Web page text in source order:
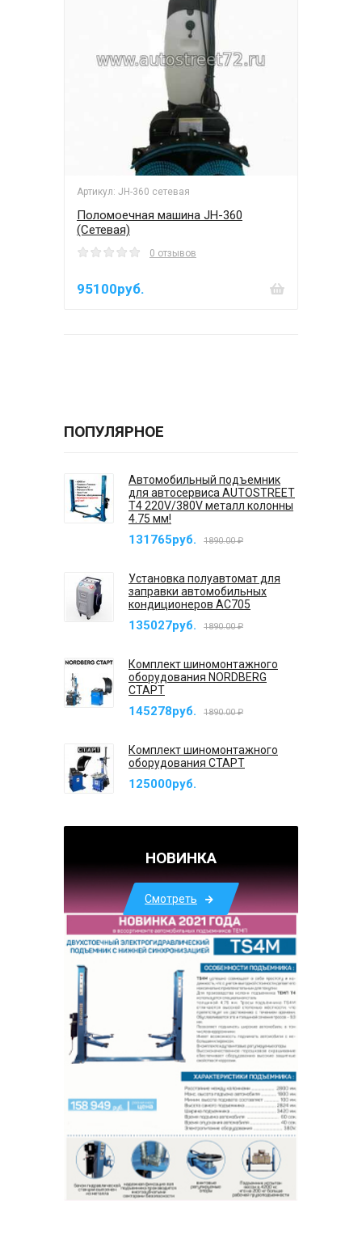
Артикул: JH-360 сетевая
Поломоечная машина JH-360
(Сетевая)
0 отзывов
95100руб.
ПОПУЛЯРНОЕ
Автомобильный подъемник
для автосервиса AUTOSTREET
T4 220V/380V металл колонны
4.75 мм!
131765руб. 1890.00 ₽
Установка полуавтомат для
заправки автомобильных
кондиционеров AC705
135027руб. 1890.00 ₽
Комплект шиномонтажного
оборудования NORDBERG
СТАРТ
145278руб. 1890.00 ₽
Комплект шиномонтажного
оборудования СТАРТ
125000руб.
НОВИНКА
Смотреть